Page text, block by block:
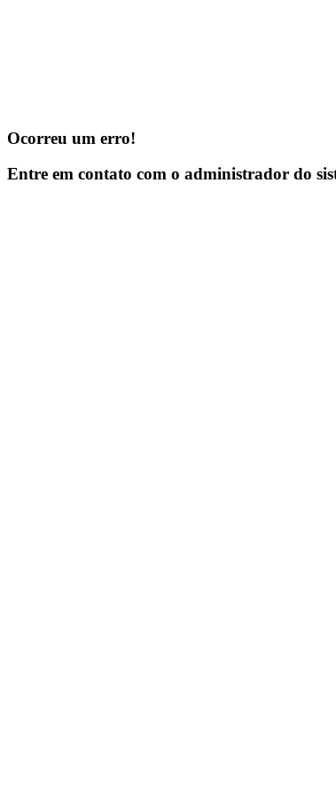
Ocorreu um erro!
Entre em contato com o administrador do